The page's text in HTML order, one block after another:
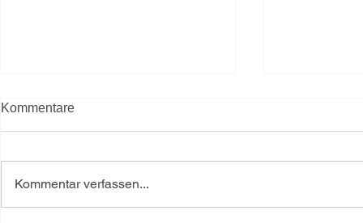
Zutaten für 4
Kommentare
Kommentar verfassen...